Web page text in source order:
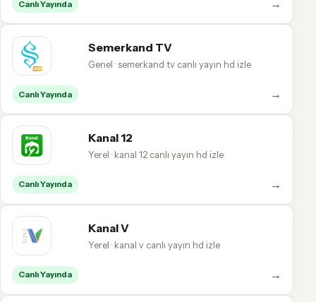
Canlı Yayında →
Semerkand TV
Genel · semerkand tv canlı yayın hd izle
Canlı Yayında →
Kanal 12
Yerel · kanal 12 canlı yayın hd izle
Canlı Yayında →
Kanal V
Yerel · kanal v canlı yayın hd izle
Canlı Yayında →